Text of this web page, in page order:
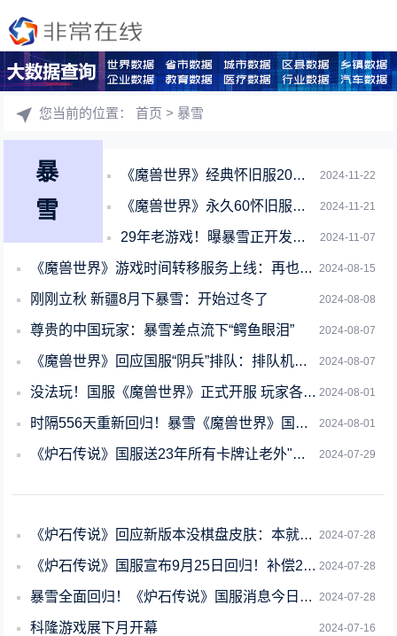
您当前的位置：首页 > 暴雪
暴
雪
2024-11-22
《魔兽世界》经典怀旧服20周年纪念版上线：一命通关 死亡无法复活！
2024-11-21
《魔兽世界》永久60怀旧服今日正式开启：停服前数据全都在
2024-11-07
29年老游戏！曝暴雪正开发《魔兽争霸 II》重制版：部分内部资源已泄露
2024-08-15
《魔兽世界》游戏时间转移服务上线：再也不怕充错账号了！
2024-08-08
刚刚立秋 新疆8月下暴雪：开始过冬了
2024-08-07
尊贵的中国玩家：暴雪差点流下“鳄鱼眼泪”
2024-08-07
《魔兽世界》回应国服“阴兵”排队：排队机制原因 玩家误会
2024-08-01
没法玩！国服《魔兽世界》正式开服 玩家各种吐槽：官方回应
2024-08-01
时隔556天重新回归！暴雪《魔兽世界》国服正式服今日开服
2024-07-29
《炉石传说》国服送23年所有卡牌让老外"破防"：真羡慕！
2024-07-28
《炉石传说》回应新版本没棋盘皮肤：本就没打算做 忘通知了
2024-07-28
《炉石传说》国服宣布9月25日回归！补偿2023年全部卡牌：全金卡白送
2024-07-28
暴雪全面回归！《炉石传说》国服消息今日公布
2024-07-16
科隆游戏展下月开幕